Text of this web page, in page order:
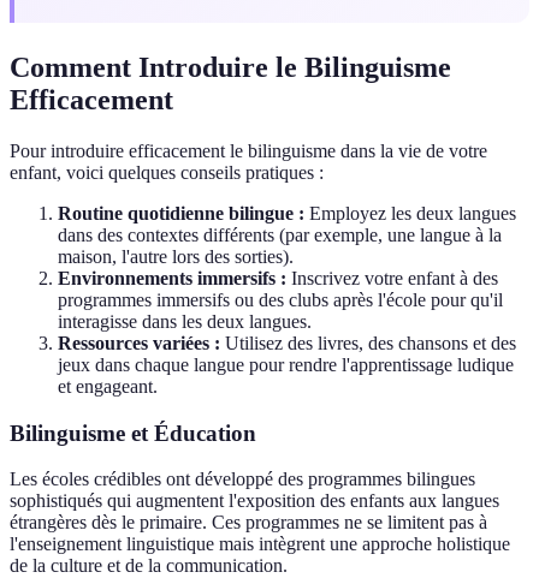
Comment Introduire le Bilinguisme
Efficacement
Pour introduire efficacement le bilinguisme dans la vie de votre
enfant, voici quelques conseils pratiques :
Routine quotidienne bilingue : Employez les deux langues
dans des contextes différents (par exemple, une langue à la
maison, l'autre lors des sorties).
Environnements immersifs : Inscrivez votre enfant à des
programmes immersifs ou des clubs après l'école pour qu'il
interagisse dans les deux langues.
Ressources variées : Utilisez des livres, des chansons et des
jeux dans chaque langue pour rendre l'apprentissage ludique
et engageant.
Bilinguisme et Éducation
Les écoles crédibles ont développé des programmes bilingues
sophistiqués qui augmentent l'exposition des enfants aux langues
étrangères dès le primaire. Ces programmes ne se limitent pas à
l'enseignement linguistique mais intègrent une approche holistique
de la culture et de la communication.